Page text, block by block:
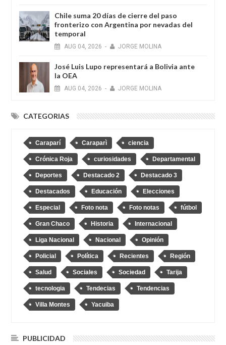
Chile suma 20 días de cierre del paso
fronterizo con Argentina por nevadas del
temporal
AUG 04, 2026 - JORGE MOLINA
José Luis Lupo representará a Bolivia ante
la OEA
AUG 04, 2026 - JORGE MOLINA
CATEGORIAS
Caraparí Caraparì ciencia
Crónica Roja curiosidades Departamental
Deportes Destacado 2 Destacado 3
Destacados Educación Elecciones
Especial Foto nota Foto notas fútbol
Gran Chaco Historia Internacional
Liga Nacional Nacional Opinión
Policial Política Recientes Región
Salud Sociales Sociedad Tarija
tecnologia Tendecias Tendencias
Villa Montes Yacuiba
PUBLICIDAD